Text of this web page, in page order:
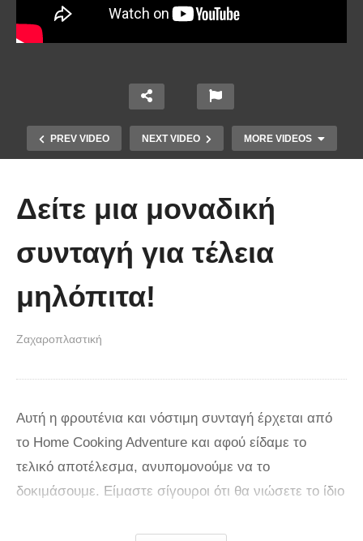
PREV VIDEO NEXT VIDEO MORE VIDEOS
Με αυτόν τον τρόπο μπορείτε να
που τα λατρεύουν τα παιδιά
Δείτε μια μοναδική
συνταγή για τέλεια
μηλόπιτα!
Ζαχαροπλαστική
Αυτή η φρουτένια και νόστιμη συνταγή έρχεται από
το Home Cooking Adventure και αφού είδαμε το
τελικό αποτέλεσμα, ανυπομονούμε να το
δοκιμάσουμε. Είμαστε σίγουροι ότι θα νιώσετε το ίδιο